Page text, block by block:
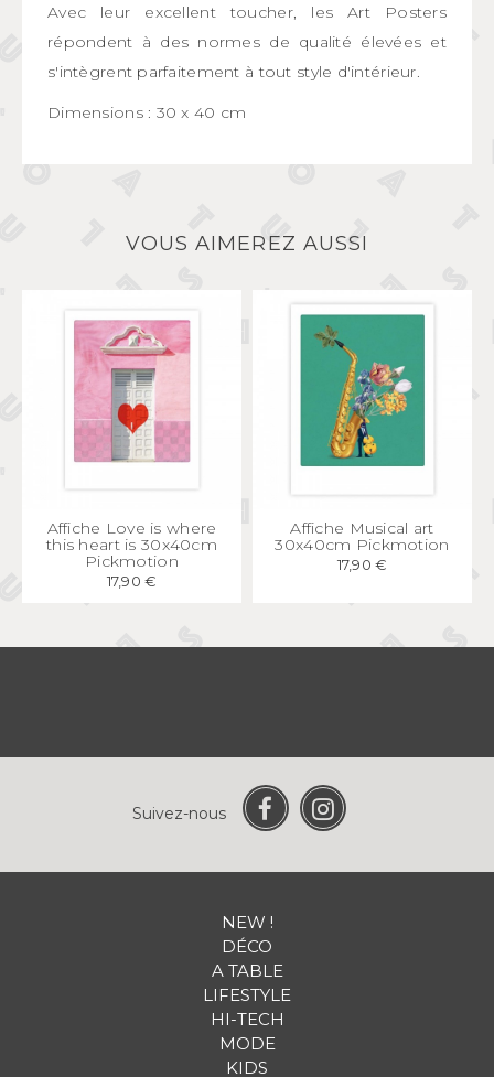
Avec leur excellent toucher, les Art Posters
répondent à des normes de qualité élevées et
s'intègrent parfaitement à tout style d'intérieur.
Dimensions : 30 x 40 cm
VOUS AIMEREZ AUSSI
APERÇU RAPIDE
Affiche Love is where
this heart is 30x40cm
Pickmotion
17,90 €
APERÇU RAPIDE
Affiche Musical art
30x40cm Pickmotion
17,90 €
Suivez-nous
NEW !
DÉCO
A TABLE
LIFESTYLE
HI-TECH
MODE
KIDS